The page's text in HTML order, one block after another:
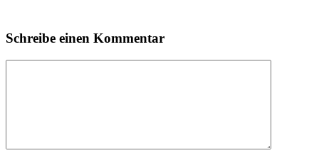
Schreibe einen Kommentar